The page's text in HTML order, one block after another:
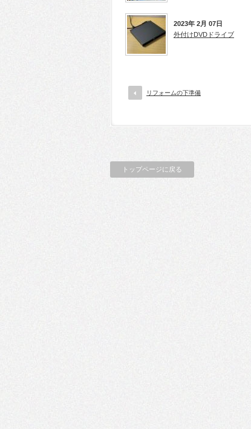
2023年 2月 07日
外付けDVDドライブ
リフォームの下準備
トップページに戻る